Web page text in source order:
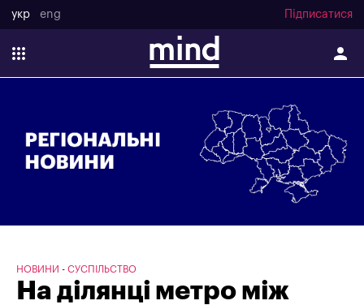
укр eng Підписатися
НОВИНИ СУСПІЛЬСТВО
На ділянці метро між